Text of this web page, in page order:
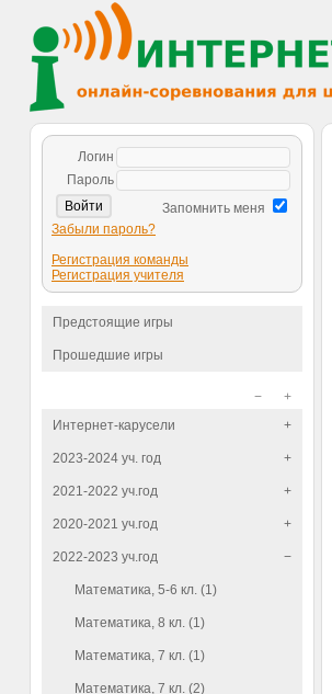
Логин
Пароль
Запомнить меня
Забыли пароль?
Регистрация команды
Регистрация учителя
Предстоящие игры
Прошедшие игры
+
−
+
Интернет-карусели
+
2023-2024 уч. год
+
2021-2022 уч.год
+
2020-2021 уч.год
−
2022-2023 уч.год
Математика, 5-6 кл. (1)
Математика, 8 кл. (1)
Математика, 7 кл. (1)
Математика, 7 кл. (2)